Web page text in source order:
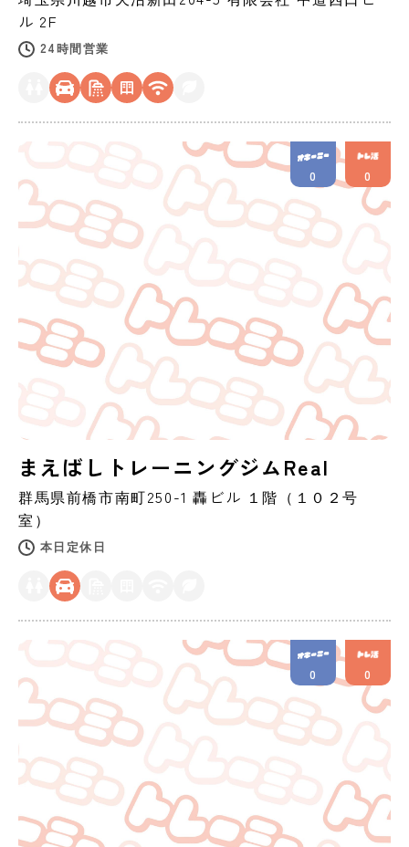
ル 2F
24時間営業
まえばしトレーニングジムReal
群馬県前橋市南町250-1 轟ビル １階（１０２号
室）
本日定休日
0 0
0 0